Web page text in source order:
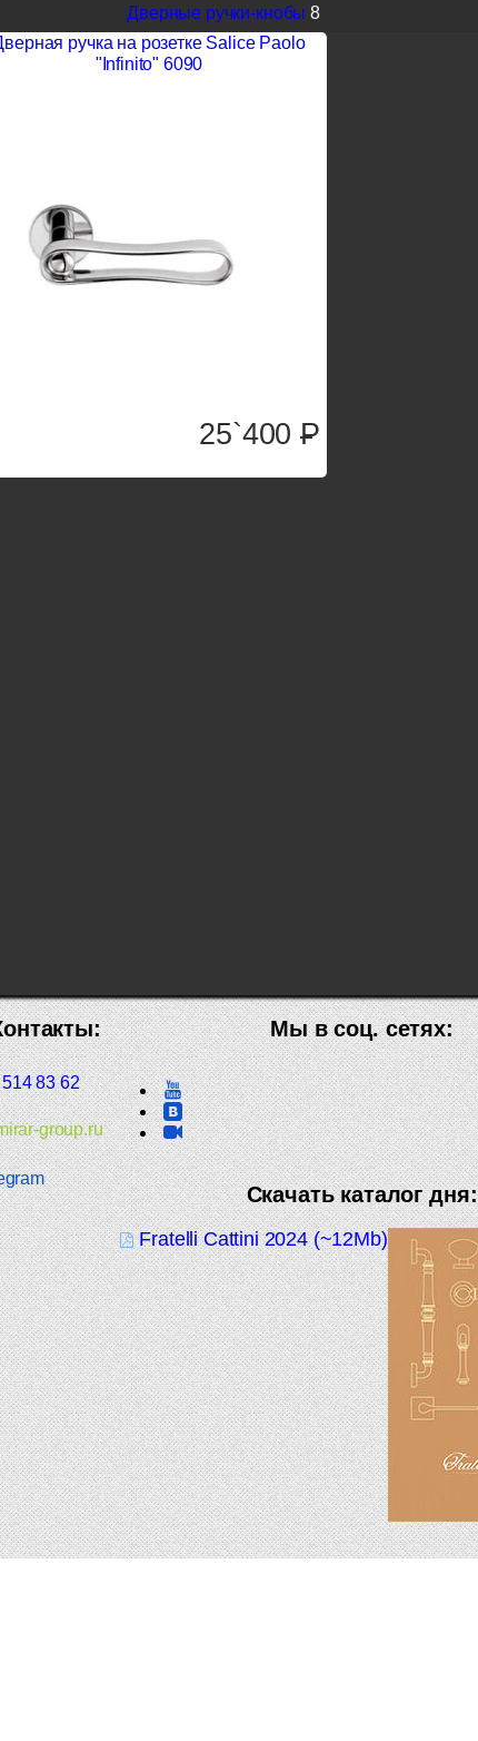
Дверные ручки-кнобы 8
ручка на розетке Salice Paolo
"Infinito" 6090
25`400P
Мы в соц. сетях:
Скачать каталог дня:
Fratelli Cattini 2024 (~12Mb)
83 62
group.ru